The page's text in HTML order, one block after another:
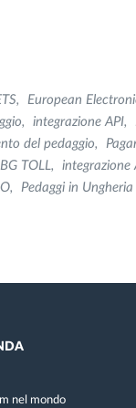
European
integrazione API
del pedaggio
BG TOLL integrazione
Pedaggi in Ungheria
nel mondo